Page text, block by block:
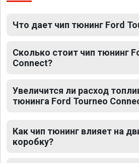
Что дает чип тюнинг Ford
Сколько стоит чип тюнинг
Connect?
Увеличится ли расход
тюнинга Ford Tourneo
Как чип тюнинг влияет на
коробку?